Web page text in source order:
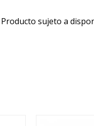
Producto sujeto a